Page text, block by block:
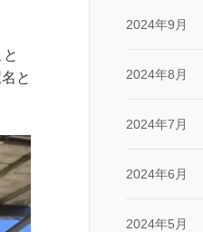
と
2024年9月
2024年8月
2024年7月
2024年6月
2024年5月